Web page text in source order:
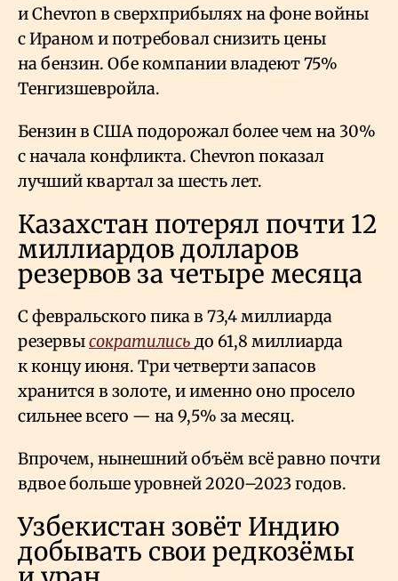
и Chevron в сверхприбылях на фоне войны
с Ираном и потребовал снизить цены
на бензин. Обе компании владеют 75%
Тенгизшевройла.
Бензин в США подорожал более чем на 30%
с начала конфликта. Chevron показал
лучший квартал за шесть лет.
Казахстан потерял почти 12
миллиардов долларов
резервов за четыре месяца
С февральского пика в 73,4 миллиарда
резервысократились до 61,8 миллиарда
к концу июня. Три четверти запасов
хранится в золоте, и именно оно просело
сильнее всего — на 9,5% за месяц.
Впрочем, нынешний объём всё равно почти
вдвое больше уровней 2020–2023 годов.
Узбекистан зовёт Индию
добывать свои редкозёмы